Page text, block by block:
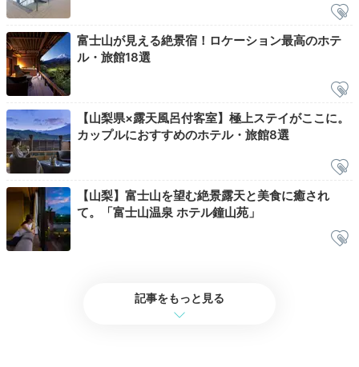
す。
部屋でゆっくりしたり、大浴場に行きました。そして、時間になっ
たら、和太鼓ショーを楽しみました。子供が眠くなってしまいビン
ゴ大会には参加せず、お部屋に戻りました。
富士山が見える絶景宿！ロケーション最高のホテ
ル・旅館18選
【山梨県×露天風呂付客室】極上ステイがここに。
カップルにおすすめのホテル・旅館8選
【山梨】富士山を望む絶景露天と美食に癒され
て。「富士山温泉 ホテル鐘山苑」
記事をもっと見る